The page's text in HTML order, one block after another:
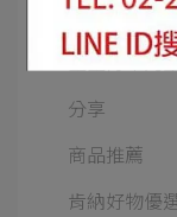
團體參訪與
星星青年的
分享
商品推薦
肯納好物優